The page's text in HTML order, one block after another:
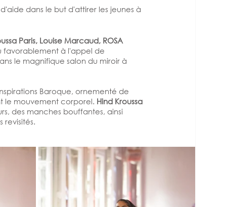
dans le but d'attirer les jeunes à
Paris, Louise Marcaud, ROSA
favorablement à l'appel de
le magnifique salon du miroir à
Baroque, ornementé de
le mouvement corporel. Hind Kroussa
des manches bouffantes, ainsi